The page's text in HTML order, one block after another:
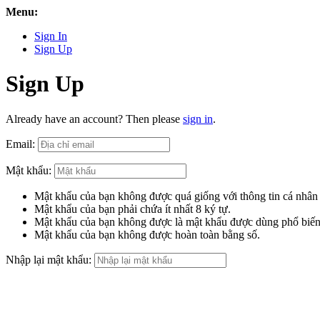
Menu:
Sign In
Sign Up
Sign Up
Already have an account? Then please sign in.
Email:
Mật khẩu:
Mật khẩu của bạn không được quá giống với thông tin cá nhân
Mật khẩu của bạn phải chứa ít nhất 8 ký tự.
Mật khẩu của bạn không được là mật khẩu được dùng phổ
Mật khẩu của bạn không được hoàn toàn bằng số.
Nhập lại mật khẩu: